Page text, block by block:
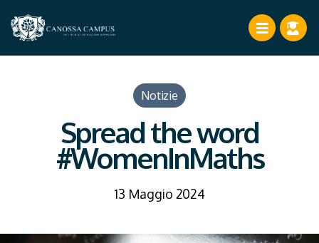
Notizie
Spread the word
#WomenInMaths
13 Maggio 2024